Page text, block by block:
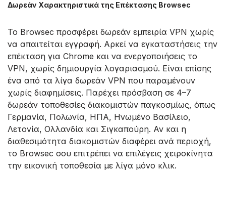
Δωρεάν Χαρακτηριστικά της Επέκτασης Browsec
Το Browsec προσφέρει δωρεάν εμπειρία VPN χωρίς
να απαιτείται εγγραφή. Αρκεί να εγκαταστήσεις την
επέκταση για Chrome και να ενεργοποιήσεις το
VPN, χωρίς δημιουργία λογαριασμού. Είναι επίσης
ένα από τα λίγα δωρεάν VPN που παραμένουν
χωρίς διαφημίσεις. Παρέχει πρόσβαση σε 4–7
δωρεάν τοποθεσίες διακομιστών παγκοσμίως, όπως
Γερμανία, Πολωνία, ΗΠΑ, Ηνωμένο Βασίλειο,
Λετονία, Ολλανδία και Σιγκαπούρη. Αν και η
διαθεσιμότητα διακομιστών διαφέρει ανά περιοχή,
το Browsec σου επιτρέπει να επιλέγεις χειροκίνητα
την εικονική τοποθεσία με λίγα μόνο κλικ.